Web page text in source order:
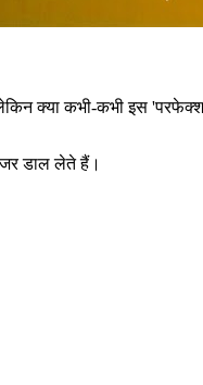
क्या कभी-कभी इस
डाल लेते हैं।